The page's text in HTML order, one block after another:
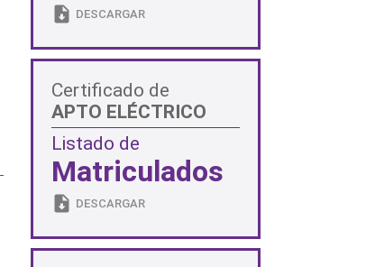
DESCARGAR
Certificado de
APTO ELÉCTRICO
Listado de
Matriculados
DESCARGAR